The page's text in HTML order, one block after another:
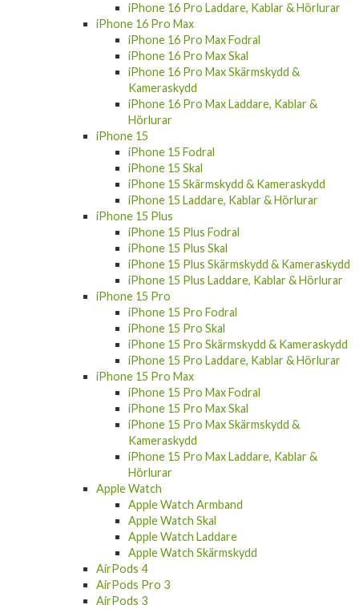
iPhone 16 Pro Laddare, Kablar & Hörlurar
iPhone 16 Pro Max
iPhone 16 Pro Max Fodral
iPhone 16 Pro Max Skal
iPhone 16 Pro Max Skärmskydd &
Kameraskydd
iPhone 16 Pro Max Laddare, Kablar &
Hörlurar
iPhone 15
iPhone 15 Fodral
iPhone 15 Skal
iPhone 15 Skärmskydd & Kameraskydd
iPhone 15 Laddare, Kablar & Hörlurar
iPhone 15 Plus
iPhone 15 Plus Fodral
iPhone 15 Plus Skal
iPhone 15 Plus Skärmskydd & Kameraskydd
iPhone 15 Plus Laddare, Kablar & Hörlurar
iPhone 15 Pro
iPhone 15 Pro Fodral
iPhone 15 Pro Skal
iPhone 15 Pro Skärmskydd & Kameraskydd
iPhone 15 Pro Laddare, Kablar & Hörlurar
iPhone 15 Pro Max
iPhone 15 Pro Max Fodral
iPhone 15 Pro Max Skal
iPhone 15 Pro Max Skärmskydd &
Kameraskydd
iPhone 15 Pro Max Laddare, Kablar &
Hörlurar
Apple Watch
Apple Watch Armband
Apple Watch Skal
Apple Watch Laddare
Apple Watch Skärmskydd
AirPods 4
AirPods Pro 3
AirPods 3